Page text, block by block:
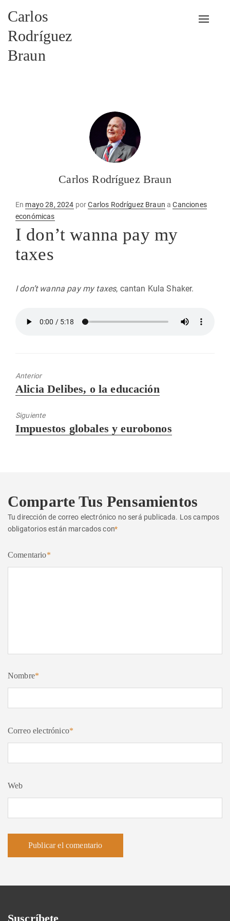
Carlos
Rodríguez
Braun
Carlos Rodríguez Braun
En Publicado
en
mayo 28, 2024 porCarlos Rodríguez Braun aCanciones
económicas
I don’t wanna pay my
taxes
I don’t wanna pay my taxes, cantan Kula Shaker.
Anterior
Entrada
Alicia Delibes, o la educación
Siguiente
Entrada
Impuestos globales y eurobonos
Comparte Tus Pensamientos
Tu dirección de correo electrónico no será publicada. Los campos
obligatorios están marcados con*
Comentario*
Nombre*
Correo electrónico*
Web
Suscríbete